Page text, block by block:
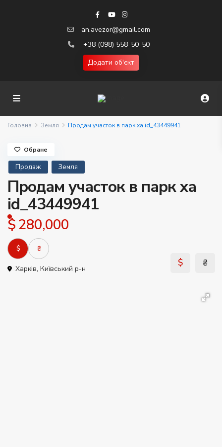
an.avezor@gmail.com
+38 (098) 558-50-50
Додати об'єкт
Головна Земля Продам участок в парк ха id_43449941
Продаж Земля
Продам участок в парк ха
id_43449941
$ 280,000
$ ₴
Харків, Київський р-н
Обране
$ ₴